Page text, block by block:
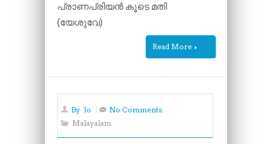
പ്രാണപ്രിയൻ കൂടെ മതി
(യേശുവേ)
Read More
By Jo
No Comments.
Malayalam